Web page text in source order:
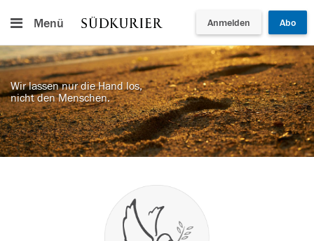
Menü Anmelden Abo
Wir lassen nur die Hand los,
nicht den Menschen.